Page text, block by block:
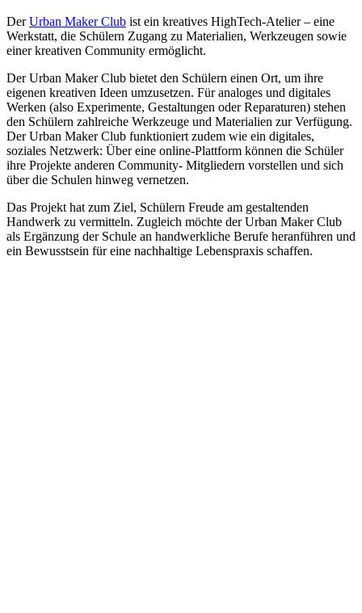
DerUrban Maker Club ist ein kreatives HighTech-Atelier – eine
Werkstatt, die Schülern Zugang zu Materialien, Werkzeugen sowie
einer kreativen Community ermöglicht.
Der Urban Maker Club bietet den Schülern einen Ort, um ihre
eigenen kreativen Ideen umzusetzen. Für analoges und digitales
Werken (also Experimente, Gestaltungen oder Reparaturen) stehen
den Schülern zahlreiche Werkzeuge und Materialien zur Verfügung.
Der Urban Maker Club funktioniert zudem wie ein digitales,
soziales Netzwerk: Über eine online-Plattform können die Schüler
ihre Projekte anderen Community- Mitgliedern vorstellen und sich
über die Schulen hinweg vernetzen.
Das Projekt hat zum Ziel, Schülern Freude am gestaltenden
Handwerk zu vermitteln. Zugleich möchte der Urban Maker Club
als Ergänzung der Schule an handwerkliche Berufe heranführen und
ein Bewusstsein für eine nachhaltige Lebenspraxis schaffen.